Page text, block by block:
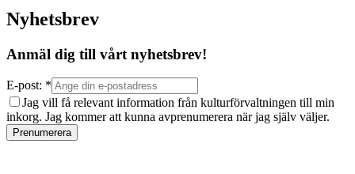
Nyhetsbrev
Anmäl dig till vårt nyhetsbrev!
E-post: *
Jag vill få relevant information från kulturförvaltningen till min
inkorg. Jag kommer att kunna avprenumerera när jag själv väljer.
Prenumerera